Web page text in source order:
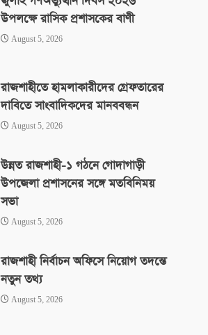
উপলক্ষে রাসিক প্রশাসকের বাণী
August 5, 2026
রাজশাহীতে হামলাকারীদের গ্রেফতারের
দাবিতে সাংবাদিকদের মানববন্ধন
August 5, 2026
উন্নত রাজশাহী-১ গঠনে গোদাগাড়ী
উপজেলা প্রশাসনের সঙ্গে মতবিনিময়
সভা
August 5, 2026
রাজশাহী নির্বাচন অফিসে নিয়োগ তদন্তে
নতুন তথ্য
August 5, 2026